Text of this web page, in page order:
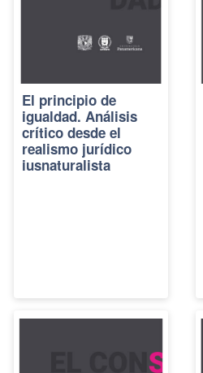
El principio de
igualdad. Análisis
crítico desde el
realismo jurídico
iusnaturalista